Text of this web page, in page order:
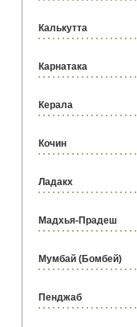
Калькутта
Карнатака
Керала
Кочин
Ладакх
Мадхья-Прадеш
Мумбай (Бомбей)
Пенджаб